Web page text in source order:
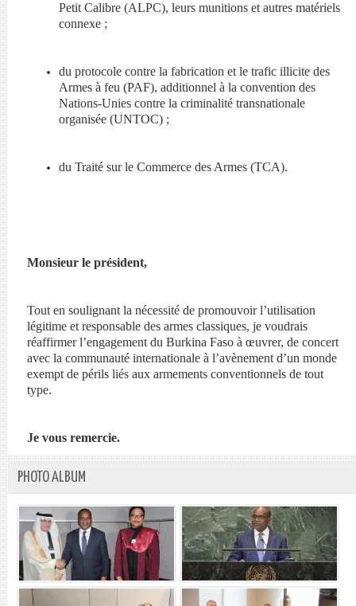
Petit Calibre (ALPC), leurs munitions et autres matériels
connexe ;
du protocole contre la fabrication et le trafic illicite des
Armes à feu (PAF), additionnel à la convention des
Nations-Unies contre la criminalité transnationale
organisée (UNTOC) ;
du Traité sur le Commerce des Armes (TCA).
Monsieur le président,
Tout en soulignant la nécessité de promouvoir l’utilisation
légitime et responsable des armes classiques, je voudrais
réaffirmer l’engagement du Burkina Faso à œuvrer, de concert
avec la communauté internationale à l’avènement d’un monde
exempt de périls liés aux armements conventionnels de tout
type.
Je vous remercie.
PHOTO ALBUM